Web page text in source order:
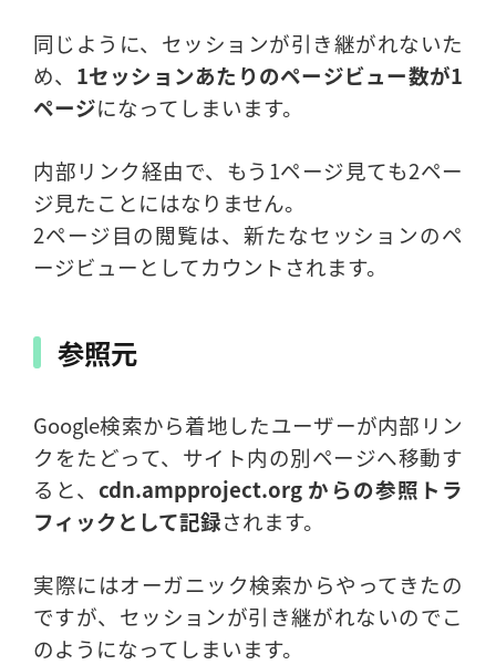
同じように、セッションが引き継がれないた
め、 1セッションあたりのページビュー数が1
ページになってしまいます。
内部リンク経由で、もう1ページ見ても2ペー
ジ見たことにはなりません。
2ページ目の閲覧は、新たなセッションのペ
ージビューとしてカウントされます。
参照元
Google検索から着地したユーザーが内部リン
クをたどって、サイト内の別ページへ移動す
ると、cdn.ampproject.org からの参照トラ
フィックとして記録されます。
実際にはオーガニック検索からやってきたの
ですが、セッションが引き継がれないのでこ
のようになってしまいます。